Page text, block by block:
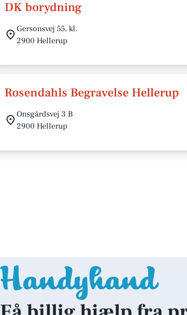
DK borydning
Gersonsvej 55, kl.
2900 Hellerup
Rosendahls Begravelse Hellerup
Onsgårdsvej 3 B
2900 Hellerup